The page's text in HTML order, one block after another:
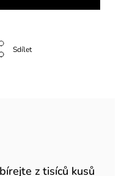
Sdílet
z tisíců kusů